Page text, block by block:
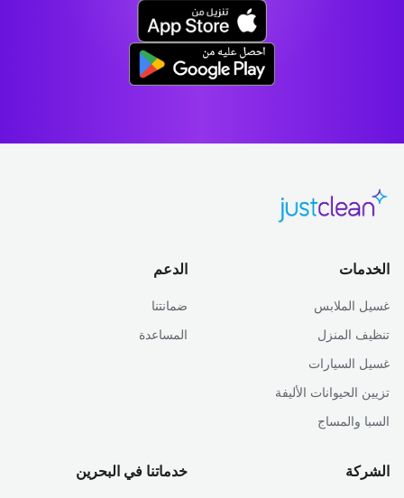
الخدمات
غسيل الملابس
تنظيف المنزل
غسيل السيارات
تزيين الحيوانات الأليفة
السبا والمساج
الدعم
ضمانتنا
المساعدة
الشركة خدماتنا في البحرين